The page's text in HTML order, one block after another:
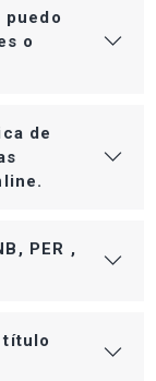
puedo
o
de
PER ,
título